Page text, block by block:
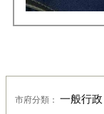
市府分類： 一般行政